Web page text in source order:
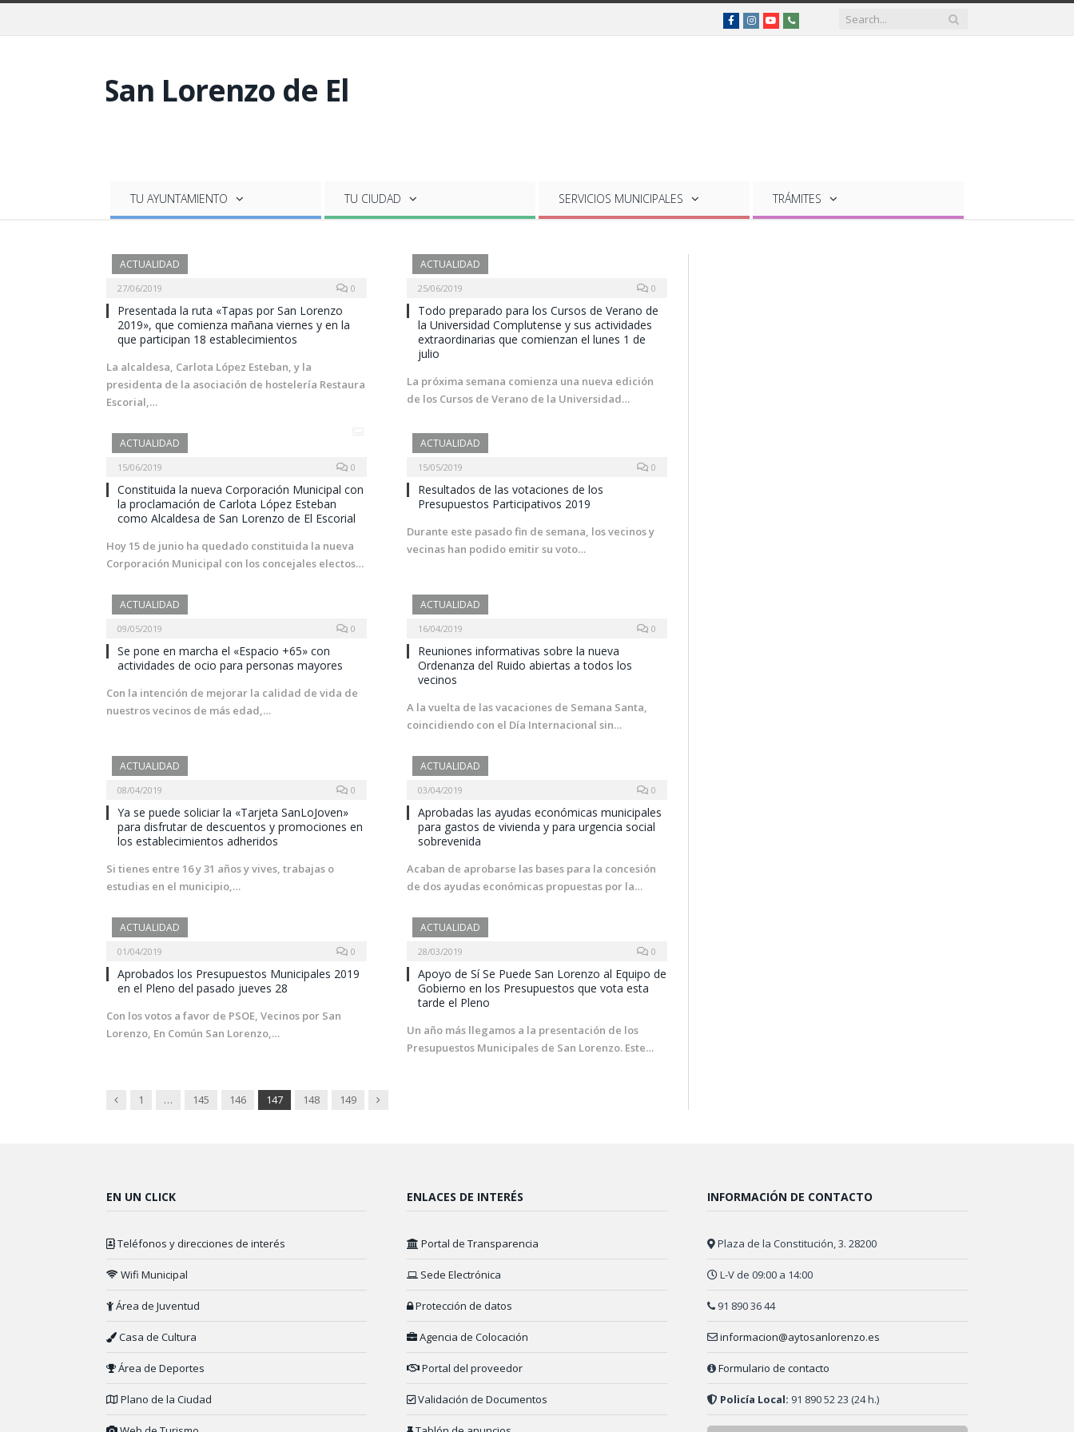
FacebookInstagramYouTubeTeléfonos
de
TU AYUNTAMIENTO TU CIUDAD SERVICIOS MUNICIPALES TRÁMITES
ACTUALIDAD
27/06/2019 0
Presentada la ruta «Tapas por San Lorenzo
2019», que comienza mañana viernes y en la
que participan 18 establecimientos
La alcaldesa, Carlota López Esteban, y la
presidenta de la asociación de hostelería Restaura
Escorial,…
ACTUALIDAD
25/06/2019 0
Todo preparado para los Cursos de Verano de
la Universidad Complutense y sus actividades
extraordinarias que comienzan el lunes 1 de
julio
La próxima semana comienza una nueva edición
de los Cursos de Verano de la Universidad…
ACTUALIDAD
15/06/2019 0
Constituida la nueva Corporación Municipal con
la proclamación de Carlota López Esteban
como Alcaldesa de San Lorenzo de El Escorial
Hoy 15 de junio ha quedado constituida la nueva
Corporación Municipal con los concejales electos…
ACTUALIDAD
15/05/2019 0
Resultados de las votaciones de los
Presupuestos Participativos 2019
Durante este pasado fin de semana, los vecinos y
vecinas han podido emitir su voto…
ACTUALIDAD
09/05/2019 0
Se pone en marcha el «Espacio +65» con
actividades de ocio para personas mayores
Con la intención de mejorar la calidad de vida de
nuestros vecinos de más edad,…
ACTUALIDAD
16/04/2019 0
Reuniones informativas sobre la nueva
Ordenanza del Ruido abiertas a todos los
vecinos
A la vuelta de las vacaciones de Semana Santa,
coincidiendo con el Día Internacional sin…
ACTUALIDAD
08/04/2019 0
Ya se puede soliciar la «Tarjeta SanLoJoven»
para disfrutar de descuentos y promociones en
los establecimientos adheridos
Si tienes entre 16 y 31 años y vives, trabajas o
estudias en el municipio,…
ACTUALIDAD
03/04/2019 0
Aprobadas las ayudas económicas municipales
para gastos de vivienda y para urgencia social
sobrevenida
Acaban de aprobarse las bases para la concesión
de dos ayudas económicas propuestas por la…
ACTUALIDAD
01/04/2019 0
Aprobados los Presupuestos Municipales 2019
en el Pleno del pasado jueves 28
Con los votos a favor de PSOE, Vecinos por San
Lorenzo, En Común San Lorenzo,…
ACTUALIDAD
28/03/2019 0
Apoyo de Sí Se Puede San Lorenzo al Equipo de
Gobierno en los Presupuestos que vota esta
tarde el Pleno
Un año más llegamos a la presentación de los
Presupuestos Municipales de San Lorenzo. Este…
Previous
1 … 145 146 147 148 149 Next
EN UN CLICK
Teléfonos y direcciones de interés
Wifi Municipal
Área de Juventud
Casa de Cultura
Área de Deportes
Plano de la Ciudad
ENLACES DE INTERÉS
Portal de Transparencia
Sede Electrónica
Protección de datos
Agencia de Colocación
Portal del proveedor
Validación de Documentos
INFORMACIÓN DE CONTACTO
Plaza de la Constitución, 3. 28200
L-V de 09:00 a 14:00
91 890 36 44
informacion@aytosanlorenzo.es
Formulario de contacto
Policía Local: 91 890 52 23 (24 h.)